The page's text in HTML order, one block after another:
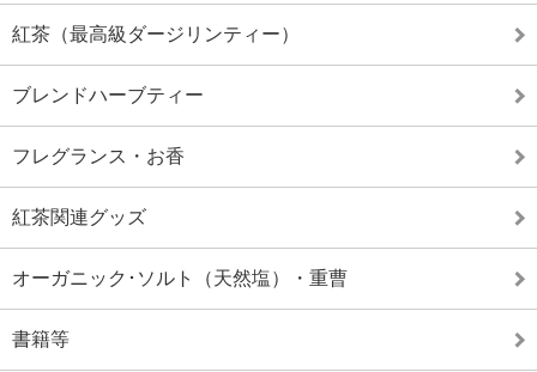
紅茶（最高級ダージリンティー）
ブレンドハーブティー
フレグランス・お香
紅茶関連グッズ
オーガニック･ソルト（天然塩）・重曹
書籍等